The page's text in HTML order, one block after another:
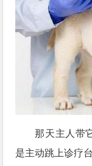
那天主人带
是主动跳上诊疗